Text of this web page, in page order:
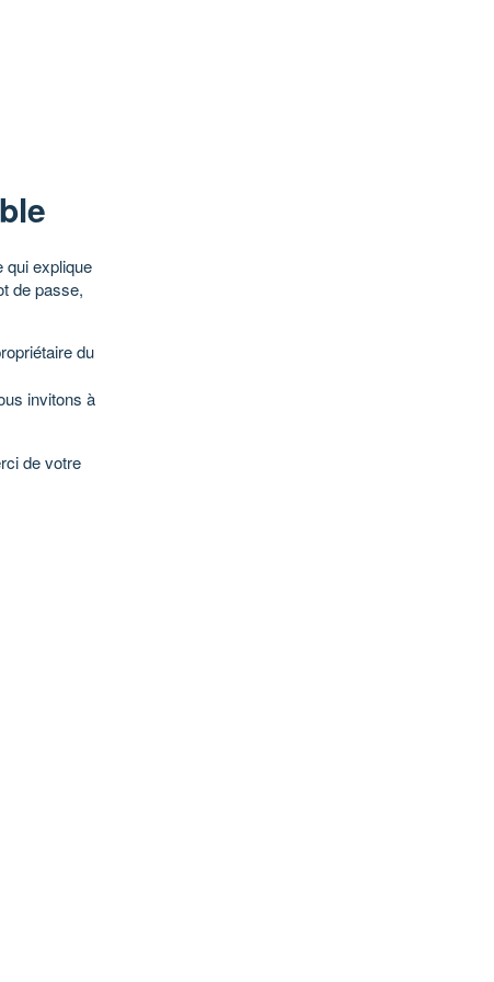
qui explique
de passe,
du
invitons à
de votre